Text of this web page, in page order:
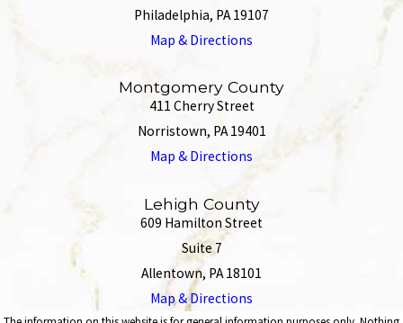
Philadelphia, PA 19107
Map & Directions
Montgomery County
411 Cherry Street
Norristown, PA 19401
Map & Directions
Lehigh County
609 Hamilton Street
Suite 7
Allentown, PA 18101
Map & Directions